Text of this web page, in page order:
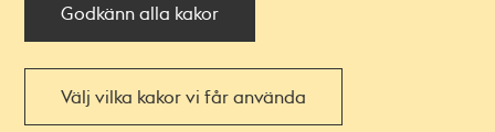
Godkänn alla kakor
Välj vilka kakor vi får använda